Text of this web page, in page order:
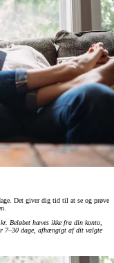
Det giver dig tid til at se og prøve
Beløbet hæves ikke fra din konto,
7–30 dage, afhængigt af dit valgte